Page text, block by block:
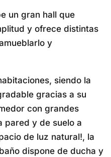
un gran hall que
y ofrece distintas
y
siendo la
gracias a su
con grandes
pared y de suelo a
de luz natural!, la
dispone de ducha y